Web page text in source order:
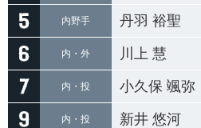
内野手 丹羽 裕聖
内・外 川上 慧
内・投 小久保 颯弥
内・投 新井 悠河